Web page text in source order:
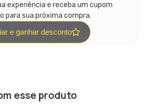
experiência e receba um cupom
para sua próxima compra.
e ganhar desconto
esse produto